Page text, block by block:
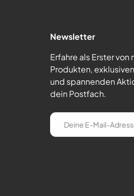
Newsletter
Erfahre als Erster von
Produkten,
und spannenden
dein Postfach.
E-Mail